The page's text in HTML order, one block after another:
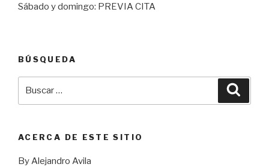
Sábado y domingo: PREVIA CITA
BÚSQUEDA
ACERCA DE ESTE SITIO
By Alejandro Avila